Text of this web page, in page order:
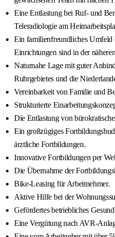
Eine Entlastung bei Ruf- und
Teleradiologie am
Ein familienfreundliches Umfeld
Einrichtungen sind in der
Naturnahe Lage mit guter
Ruhrgebietes und die
Vereinbarkeit von Familie und
Strukturierte
Die Entlastung von
Ein großzügiges
ärztliche Fortbildungen.
Innovative Fortbildungen per
Die Übernahme der
Bike-Leasing für Arbeitnehmer.
Aktive Hilfe bei der
Gefördertes betriebliches
Eine Vergütung nach AVR-